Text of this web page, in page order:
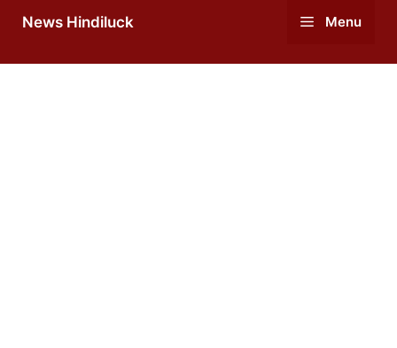
News Hindiluck Menu